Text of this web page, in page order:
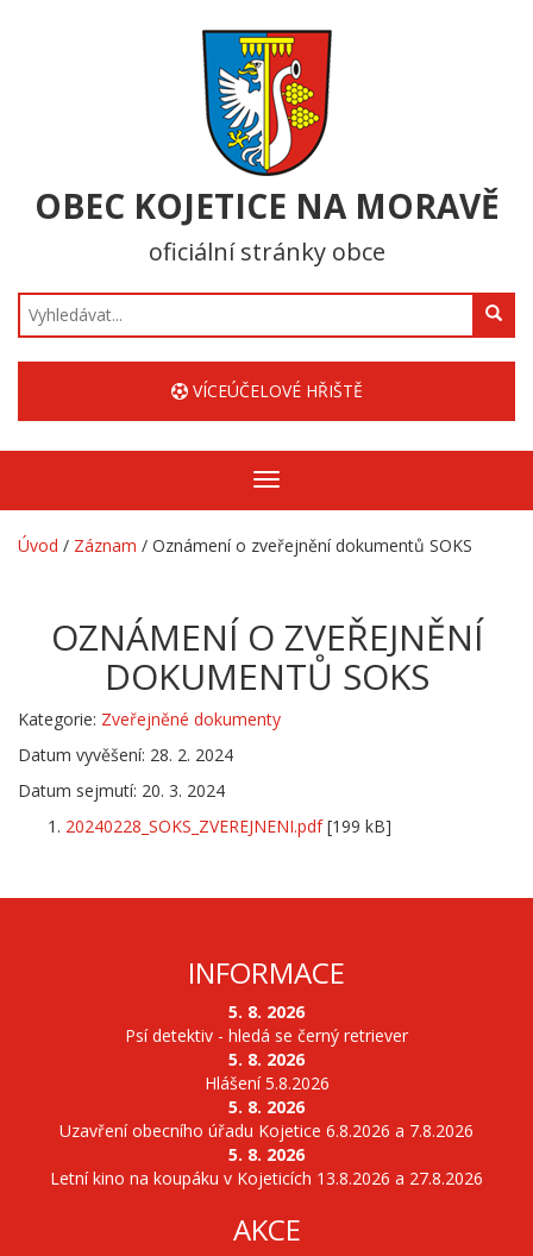
OBEC KOJETICE NA MORAVĚ
oficiální stránky obce
Hledat
VÍCEÚČELOVÉ HŘIŠTĚ
Zobrazit/skrýt
navigaci
Úvod / Záznam / Oznámení o zveřejnění dokumentů SOKS
OZNÁMENÍ O ZVEŘEJNĚNÍ
DOKUMENTŮ SOKS
Kategorie: Zveřejněné dokumenty
Datum vyvěšení: 28. 2. 2024
Datum sejmutí: 20. 3. 2024
20240228_SOKS_ZVEREJNENI.pdf[199 kB]
INFORMACE
5. 8. 2026
Psí detektiv - hledá se černý retriever
5. 8. 2026
Hlášení 5.8.2026
5. 8. 2026
Uzavření obecního úřadu Kojetice 6.8.2026 a 7.8.2026
5. 8. 2026
Letní kino na koupáku v Kojeticích 13.8.2026 a 27.8.2026
AKCE